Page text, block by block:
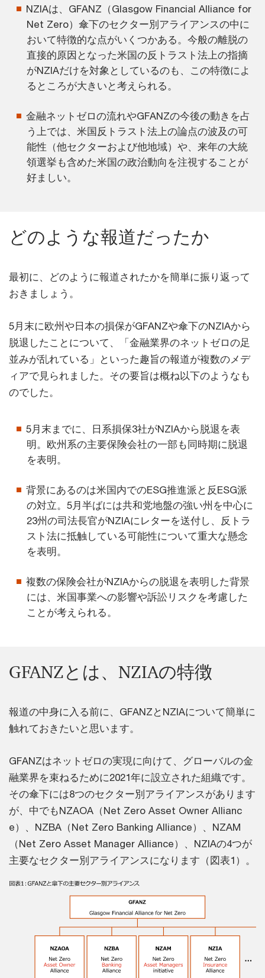
NZIAは、GFANZ（Glasgow Financial Alliance for
Net Zero）傘下のセクター別アライアンスの中に
おいて特徴的な点がいくつかある。今般の離脱の
直接的原因となった米国の反トラスト法上の指摘
がNZIAだけを対象としているのも、この特徴によ
るところが大きいと考えられる。
金融ネットゼロの流れやGFANZの今後の動きを占
う上では、米国反トラスト法上の論点の波及の可
能性（他セクターおよび他地域）や、来年の大統
領選挙も含めた米国の政治動向を注視することが
好ましい。
どのような報道だったか
最初に、どのように報道されたかを簡単に振り返って
おきましょう。
5月末に欧州や日本の損保がGFANZや傘下のNZIAから
脱退したことについて、「金融業界のネットゼロの足
並みが乱れている」といった趣旨の報道が複数のメデ
ィアで見られました。その要旨は概ね以下のようなも
のでした。
5月末までに、日系損保3社がNZIAから脱退を表
明。欧州系の主要保険会社の一部も同時期に脱退
を表明。
背景にあるのは米国内でのESG推進派と反ESG派
の対立。5月半ばには共和党地盤の強い州を中心に
23州の司法長官がNZIAにレターを送付し、反トラ
スト法に抵触している可能性について重大な懸念
を表明。
複数の保険会社がNZIAからの脱退を表明した背景
には、米国事業への影響や訴訟リスクを考慮した
ことが考えられる。
GFANZとは、NZIAの特徴
報道の中身に入る前に、GFANZとNZIAについて簡単に
触れておきたいと思います。
GFANZはネットゼロの実現に向けて、グローバルの金
融業界を束ねるために2021年に設立された組織です。
その傘下には8つのセクター別アライアンスがあります
が、中でもNZAOA（Net Zero Asset Owner Allianc
e）、NZBA（Net Zero Banking Alliance）、NZAM
（Net Zero Asset Manager Alliance）、NZIAの4つが
主要なセクター別アライアンスになります（図表1）。